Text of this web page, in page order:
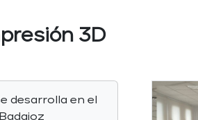
3D
desarrolla en el